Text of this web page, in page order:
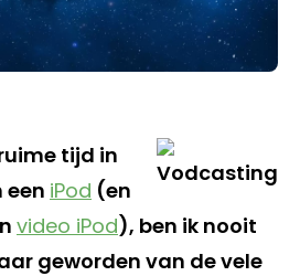
tijd in
een iPod (en
video iPod), ben ik nooit
geworden van de vele